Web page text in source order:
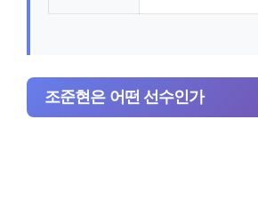
조준현은 어떤 선수인가